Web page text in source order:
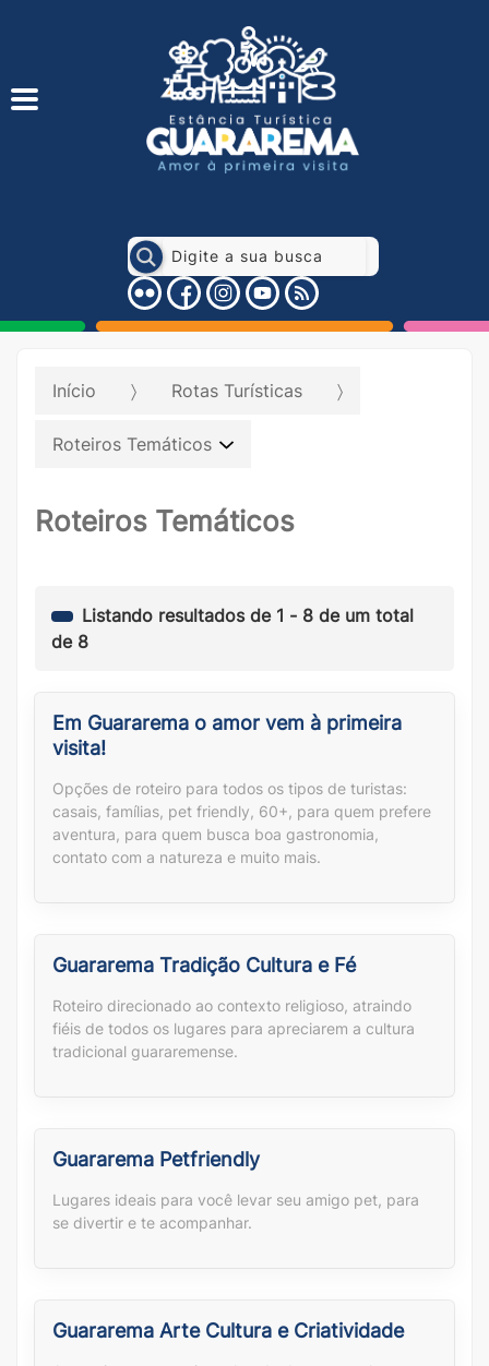
Início Rotas Turísticas
Roteiros Temáticos
Roteiros Temáticos
Listando resultados de 1 - 8 de um total
de 8
Em Guararema o amor vem à primeira
visita!
Opções de roteiro para todos os tipos de turistas:
casais, famílias, pet friendly, 60+, para quem prefere
aventura, para quem busca boa gastronomia,
contato com a natureza e muito mais.
Guararema Tradição Cultura e Fé
Roteiro direcionado ao contexto religioso, atraindo
fiéis de todos os lugares para apreciarem a cultura
tradicional guararemense.
Guararema Petfriendly
Lugares ideais para você levar seu amigo pet, para
se divertir e te acompanhar.
Guararema Arte Cultura e Criatividade